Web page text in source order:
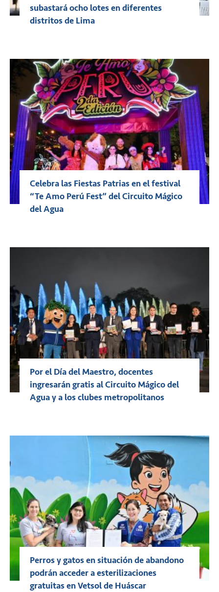
subastará ocho lotes en diferentes
distritos de Lima
Celebra las Fiestas Patrias en el festival
“Te Amo Perú Fest” del Circuito Mágico
del Agua
Por el Día del Maestro, docentes
ingresarán gratis al Circuito Mágico del
Agua y a los clubes metropolitanos
Perros y gatos en situación de abandono
podrán acceder a esterilizaciones
gratuitas en Vetsol de Huáscar